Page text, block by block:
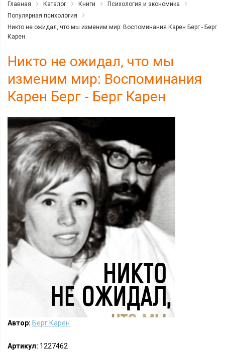
Главная Каталог Книги
Психология и экономика
Популярная психология
Никто не ожидал, что мы изменим мир: Воспоминания Карен Берг - Берг
Карен
Никто не ожидал, что мы
изменим мир: Воспоминания
Карен Берг - Берг Карен
Автор: Берг Карен
Артикул: 1227462